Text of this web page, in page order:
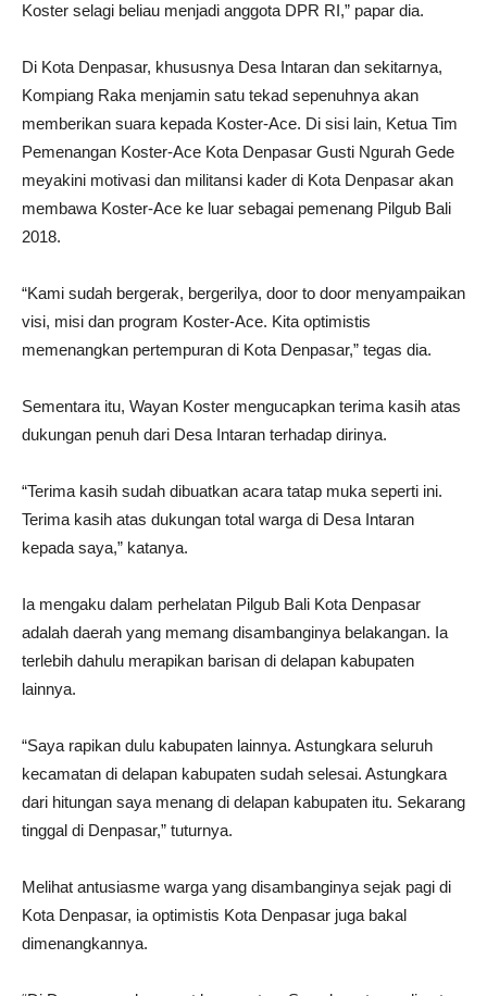
Koster selagi beliau menjadi anggota DPR RI,” papar dia.
Di Kota Denpasar, khususnya Desa Intaran dan sekitarnya,
Kompiang Raka menjamin satu tekad sepenuhnya akan
memberikan suara kepada Koster-Ace. Di sisi lain, Ketua Tim
Pemenangan Koster-Ace Kota Denpasar Gusti Ngurah Gede
meyakini motivasi dan militansi kader di Kota Denpasar akan
membawa Koster-Ace ke luar sebagai pemenang Pilgub Bali
2018.
“Kami sudah bergerak, bergerilya, door to door menyampaikan
visi, misi dan program Koster-Ace. Kita optimistis
memenangkan pertempuran di Kota Denpasar,” tegas dia.
Sementara itu, Wayan Koster mengucapkan terima kasih atas
dukungan penuh dari Desa Intaran terhadap dirinya.
“Terima kasih sudah dibuatkan acara tatap muka seperti ini.
Terima kasih atas dukungan total warga di Desa Intaran
kepada saya,” katanya.
Ia mengaku dalam perhelatan Pilgub Bali Kota Denpasar
adalah daerah yang memang disambanginya belakangan. Ia
terlebih dahulu merapikan barisan di delapan kabupaten
lainnya.
“Saya rapikan dulu kabupaten lainnya. Astungkara seluruh
kecamatan di delapan kabupaten sudah selesai. Astungkara
dari hitungan saya menang di delapan kabupaten itu. Sekarang
tinggal di Denpasar,” tuturnya.
Melihat antusiasme warga yang disambanginya sejak pagi di
Kota Denpasar, ia optimistis Kota Denpasar juga bakal
dimenangkannya.